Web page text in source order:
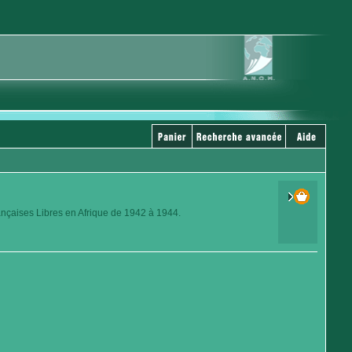
Libres en Afrique de 1942 à 1944.